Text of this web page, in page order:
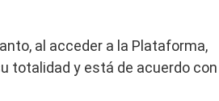
al acceder a la Plataforma,
totalidad y está de acuerdo con